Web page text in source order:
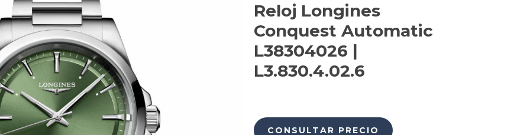
Reloj Longines
Conquest Automatic
L38304026 |
L3.830.4.02.6